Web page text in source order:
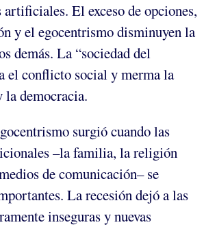
artificiales. El exceso de opciones,
y el egocentrismo disminuyen la
demás. La “sociedad del
el conflicto social y merma la
democracia.
surgió cuando las
–la familia, la religión
de comunicación– se
La recesión dejó a las
inseguras y nuevas